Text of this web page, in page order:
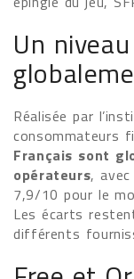
Un
Réalisée par
consommateurs
Français sont
opérateurs,
7,9/10 pour le
Les écarts
différents